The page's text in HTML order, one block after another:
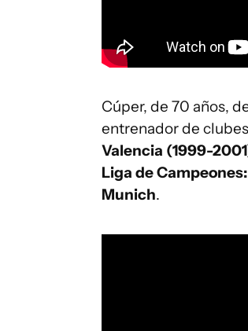
Cúper, de 70 años,
entrenador de
Valencia (1999-
Liga de
Munich.